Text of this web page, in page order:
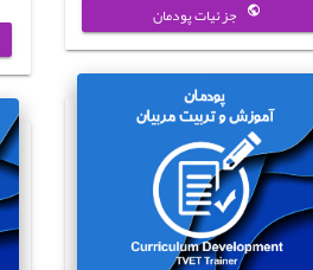
جزئیات پودمان